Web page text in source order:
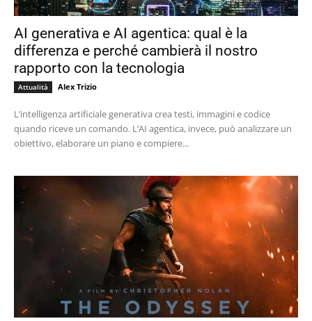
AI generativa e AI agentica: qual è la
differenza e perché cambierà il nostro
rapporto con la tecnologia
Attualità Alex Trizio
L’intelligenza artificiale generativa crea testi, immagini e codice
quando riceve un comando. L’AI agentica, invece, può analizzare un
obiettivo, elaborare un piano e compiere...